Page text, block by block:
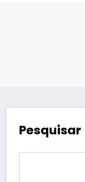
Pesquisar